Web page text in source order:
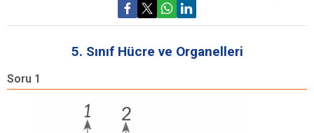
5. Sınıf Hücre ve Organelleri
Soru 1